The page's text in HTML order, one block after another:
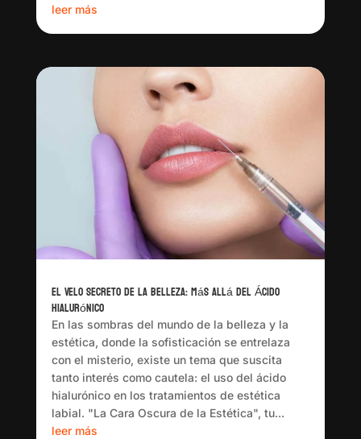
leer más
El Velo Secreto de la Belleza: Más Allá del Ácido
Hialurónico
En las sombras del mundo de la belleza y la
estética, donde la sofisticación se entrelaza
con el misterio, existe un tema que suscita
tanto interés como cautela: el uso del ácido
hialurónico en los tratamientos de estética
labial. "La Cara Oscura de la Estética", tu...
leer más